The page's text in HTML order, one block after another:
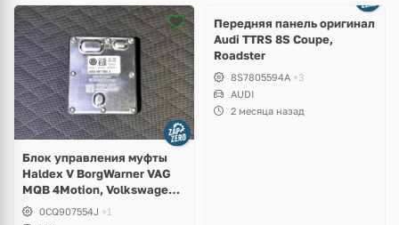
Блок управления муфты
Haldex V BorgWarner VAG
MQB 4Motion, Volkswagen
Tiguan
0CQ907554J +1
2 фото
Передняя панель оригинал
Audi TTRS 8S Coupe,
Roadster
8S7805594A +3
AUDI
2 месяца назад